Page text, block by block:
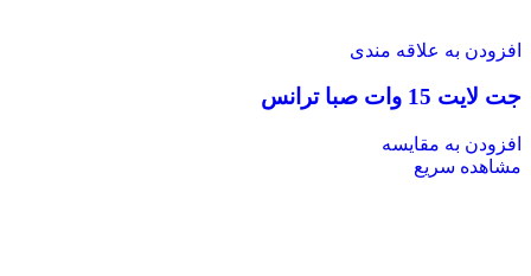
افزودن به علاقه مندی
جت لایت 15 وات صبا ترانس
افزودن به مقایسه
مشاهده سریع